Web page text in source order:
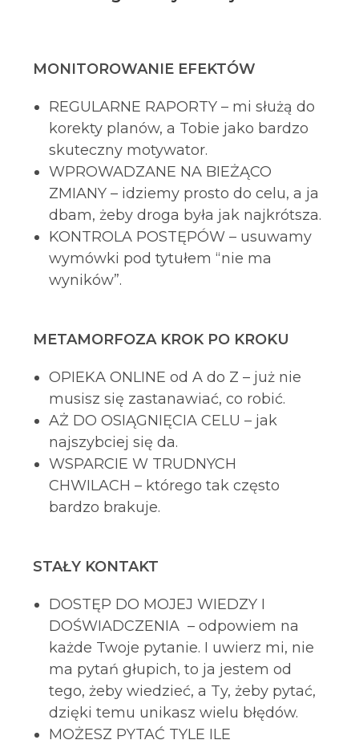
MONITOROWANIE EFEKTÓW
REGULARNE RAPORTY – mi służą do
korekty planów, a Tobie jako bardzo
skuteczny motywator.
WPROWADZANE NA BIEŻĄCO
ZMIANY – idziemy prosto do celu, a ja
dbam, żeby droga była jak najkrótsza.
KONTROLA POSTĘPÓW – usuwamy
wymówki pod tytułem “nie ma
wyników”.
METAMORFOZA KROK PO KROKU
OPIEKA ONLINE od A do Z – już nie
musisz się zastanawiać, co robić.
AŻ DO OSIĄGNIĘCIA CELU – jak
najszybciej się da.
WSPARCIE W TRUDNYCH
CHWILACH – którego tak często
bardzo brakuje.
STAŁY KONTAKT
DOSTĘP DO MOJEJ WIEDZY I
DOŚWIADCZENIA – odpowiem na
każde Twoje pytanie. I uwierz mi, nie
ma pytań głupich, to ja jestem od
tego, żeby wiedzieć, a Ty, żeby pytać,
dzięki temu unikasz wielu błędów.
MOŻESZ PYTAĆ TYLE ILE